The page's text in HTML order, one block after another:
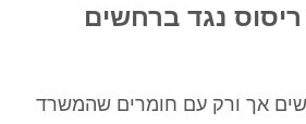
נגד ברחשים
אך ורק עם חומרים שהמשרד